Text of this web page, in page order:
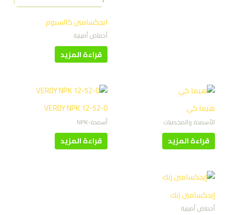
ايجكسامين كالسيوم
أحماض أمينية
قراءة المزيد
هيما كي
الأسمدة والمخصبات
قراءة المزيد
VERDY NPK 12-52-0
أسمدة-NPK
قراءة المزيد
إيجكسامين زنك
أحماض أمينية